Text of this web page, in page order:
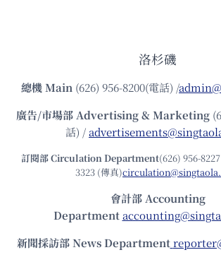
洛杉磯
總機Main (626) 956-8200(電話) /
廣告/市場部Advertising & Marketing
話) /
訂閱部 Circulation Department(626) 956-
3323 (傳真)
會計部 Accounting
Department
新聞採訪部 News Department